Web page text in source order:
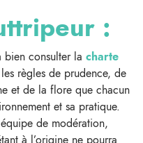
:
consulter la charte
règles de prudence, de
et de la flore que chacun
et sa pratique.
de modération,